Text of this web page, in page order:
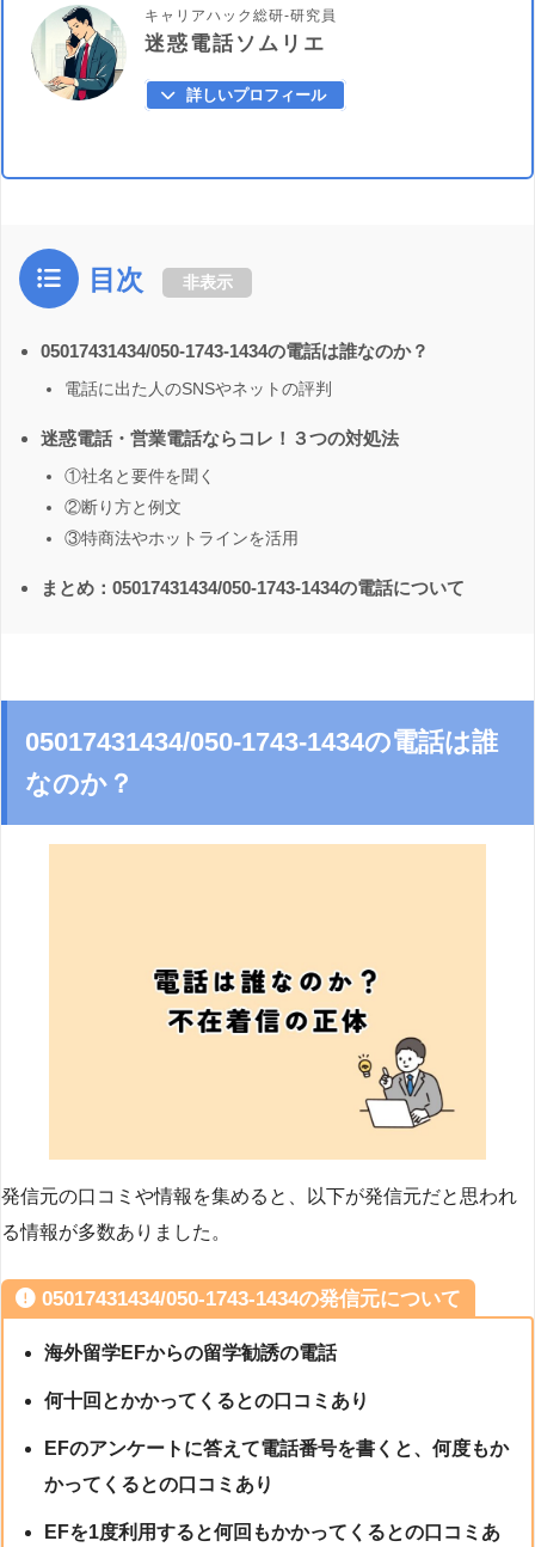
キャリアハック総研-研究員
迷惑電話ソムリエ
詳しいプロフィール
目次 非表示
05017431434/050-1743-1434の電話は誰なのか？
電話に出た人のSNSやネットの評判
迷惑電話・営業電話ならコレ！３つの対処法
①社名と要件を聞く
②断り方と例文
③特商法やホットラインを活用
まとめ：05017431434/050-1743-1434の電話について
05017431434/050-1743-1434の電話は誰
なのか？
発信元の口コミや情報を集めると、以下が発信元だと思われ
る情報が多数ありました。
05017431434/050-1743-1434の発信元について
海外留学EFからの留学勧誘の電話
何十回とかかってくるとの口コミあり
EFのアンケートに答えて電話番号を書くと、何度もか
かってくるとの口コミあり
EFを1度利用すると何回もかかってくるとの口コミあ